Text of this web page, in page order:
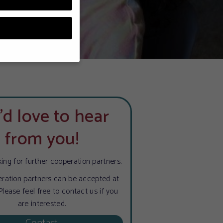
love to hear
from you!
for further cooperation partners.
partners can be accepted at
feel free to contact us if you
are interested.
während
können verarbeitet
.
ganzen Kategorien
erforderlich.